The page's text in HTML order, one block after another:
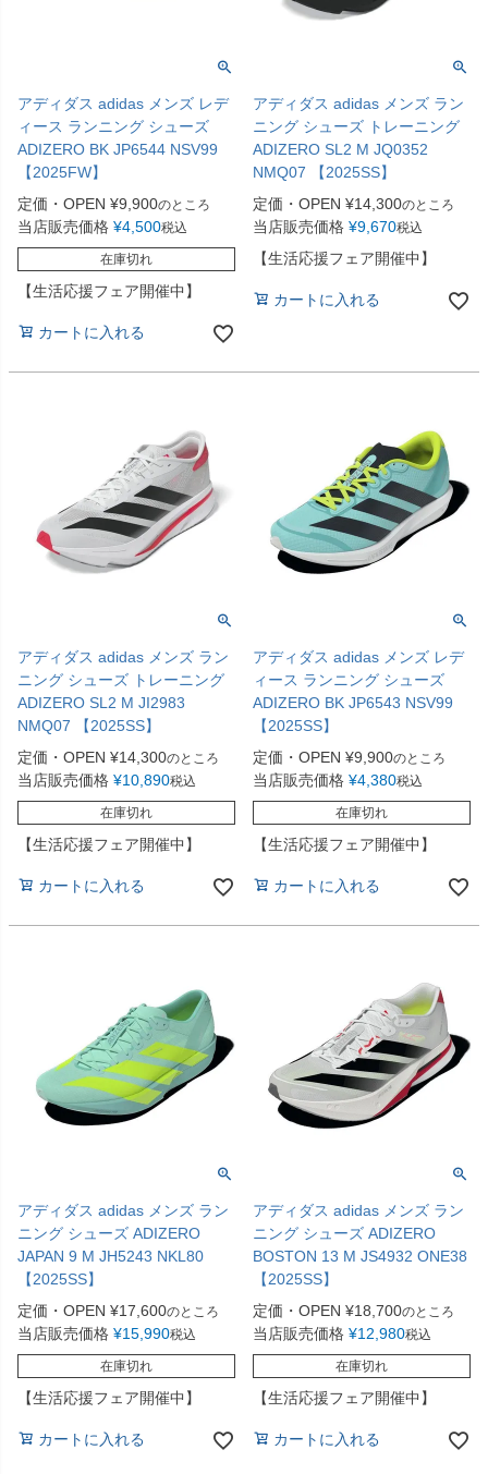
アディダス adidas メンズ レデ
ィース ランニング シューズ
ADIZERO BK JP6544 NSV99
【2025FW】
定価・OPEN ¥9,900のところ
当店販売価格 ¥4,500税込
在庫切れ
【生活応援フェア開催中】
カートに入れる
アディダス adidas メンズ ラン
ニング シューズ トレーニング
ADIZERO SL2 M JQ0352
NMQ07 【2025SS】
定価・OPEN ¥14,300のところ
当店販売価格 ¥9,670税込
【生活応援フェア開催中】
カートに入れる
アディダス adidas メンズ ラン
ニング シューズ トレーニング
ADIZERO SL2 M JI2983
NMQ07 【2025SS】
定価・OPEN ¥14,300のところ
当店販売価格 ¥10,890税込
在庫切れ
【生活応援フェア開催中】
カートに入れる
アディダス adidas メンズ レデ
ィース ランニング シューズ
ADIZERO BK JP6543 NSV99
【2025SS】
定価・OPEN ¥9,900のところ
当店販売価格 ¥4,380税込
在庫切れ
【生活応援フェア開催中】
カートに入れる
アディダス adidas メンズ ラン
ニング シューズ ADIZERO
JAPAN 9 M JH5243 NKL80
【2025SS】
定価・OPEN ¥17,600のところ
当店販売価格 ¥15,990税込
在庫切れ
【生活応援フェア開催中】
カートに入れる
アディダス adidas メンズ ラン
ニング シューズ ADIZERO
BOSTON 13 M JS4932 ONE38
【2025SS】
定価・OPEN ¥18,700のところ
当店販売価格 ¥12,980税込
在庫切れ
【生活応援フェア開催中】
カートに入れる